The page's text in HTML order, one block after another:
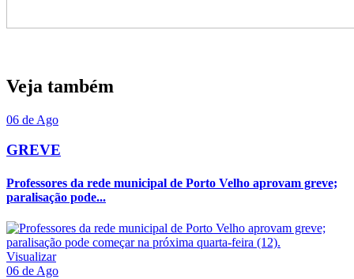
Veja também
06 de Ago
GREVE
Professores da rede municipal de Porto Velho aprovam greve;
paralisação pode...
Visualizar
06 de Ago